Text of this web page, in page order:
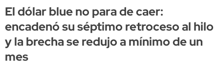
El dólar blue no para de caer:
encadenó su séptimo retroceso al hilo
y la brecha se redujo a mínimo de un
mes